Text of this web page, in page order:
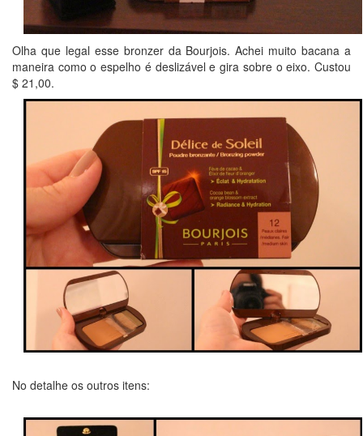
Olha que legal esse bronzer da Bourjois. Achei muito bacana a
maneira como o espelho é deslizável e gira sobre o eixo. Custou
$ 21,00.
No detalhe os outros itens: